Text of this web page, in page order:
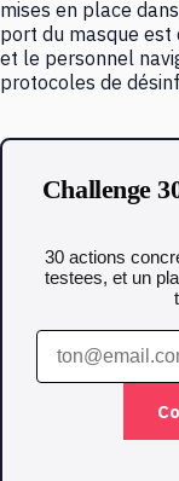
mises en place
port du masque
et le personnel
protocoles de
Challenge
30 actions
testees, et un